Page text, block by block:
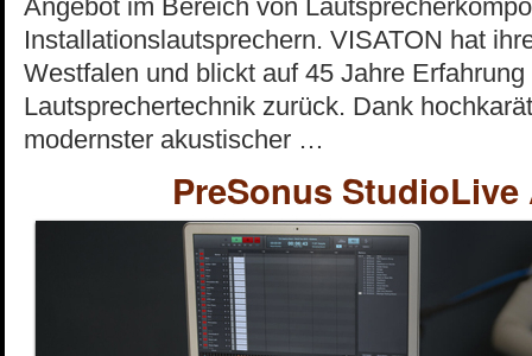
Angebot im Bereich von
Installationslautsprechern. VISATON hat
Westfalen und blickt auf 45 Jahre
Lautsprechertechnik zurück. Dank
modernster akustischer …
PreSonus